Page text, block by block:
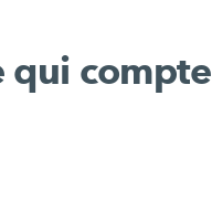
qui compte